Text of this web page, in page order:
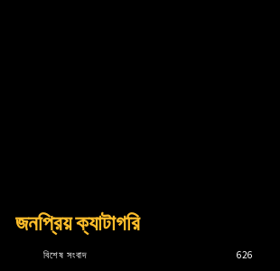
জনপ্রিয় ক্যাটাগরি
বিশেষ সংবাদ
626